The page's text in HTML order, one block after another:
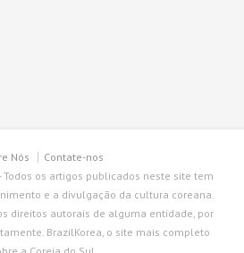
Nós
Contate-nos
Todos os artigos publicados neste site tem
e a divulgação da cultura coreana.
direitos autorais de alguma entidade, por
BrazilKorea, o site mais completo